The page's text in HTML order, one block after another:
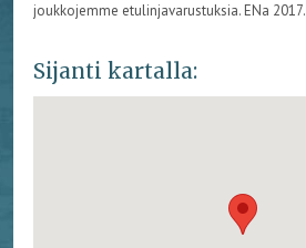
joukkojemme etulinjavarustuksia. ENa 2017.
Sijanti kartalla: